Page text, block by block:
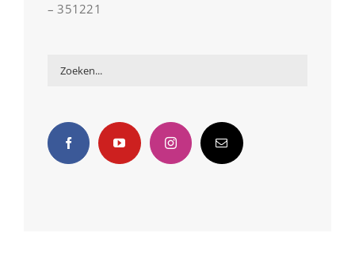
– 351221